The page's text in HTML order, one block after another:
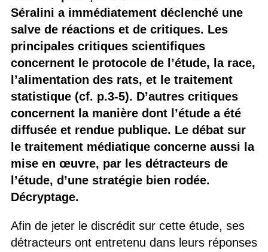
Séralini a immédiatement déclenché une
salve de réactions et de critiques. Les
principales critiques scientifiques
concernent le protocole de l’étude, la race,
l’alimentation des rats, et le traitement
statistique (cf. p.3-5). D’autres critiques
concernent la manière dont l’étude a été
diffusée et rendue publique. Le débat sur
le traitement médiatique concerne aussi la
mise en œuvre, par les détracteurs de
l’étude, d’une stratégie bien rodée.
Décryptage.
Afin de jeter le discrédit sur cette étude, ses
détracteurs ont entretenu dans leurs réponses